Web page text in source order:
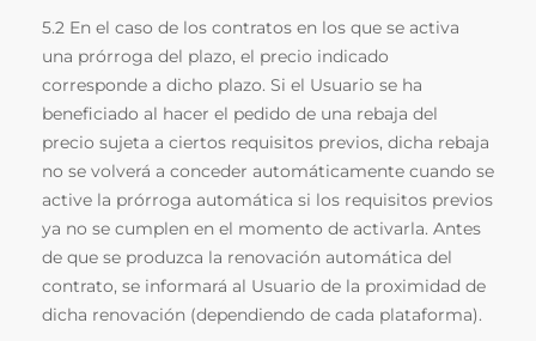
5.2 En el caso de los contratos en los que se activa
una prórroga del plazo, el precio indicado
corresponde a dicho plazo. Si el Usuario se ha
beneficiado al hacer el pedido de una rebaja del
precio sujeta a ciertos requisitos previos, dicha rebaja
no se volverá a conceder automáticamente cuando se
active la prórroga automática si los requisitos previos
ya no se cumplen en el momento de activarla. Antes
de que se produzca la renovación automática del
contrato, se informará al Usuario de la proximidad de
dicha renovación (dependiendo de cada plataforma).